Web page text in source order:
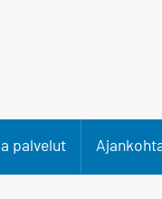
palvelut